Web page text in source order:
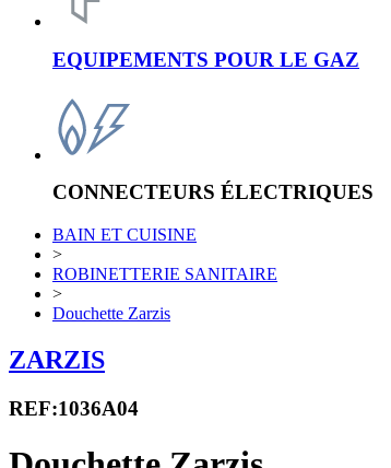
EQUIPEMENTS POUR LE GAZ
CONNECTEURS ÉLECTRIQUES
BAIN ET CUISINE
>
ROBINETTERIE SANITAIRE
>
Douchette Zarzis
ZARZIS
REF:1036A04